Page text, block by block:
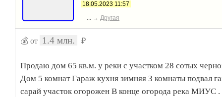
18.05.2023 11:57
... → Другая
💰 от 1.4 млн. ₽
Продаю дом 65 кв.м. у реки с участком 28 сотых
Дом 5 комнат Гараж кухня зимняя 3 комнаты подвал
сарай участок огорожен В конце огорода река МИУС .